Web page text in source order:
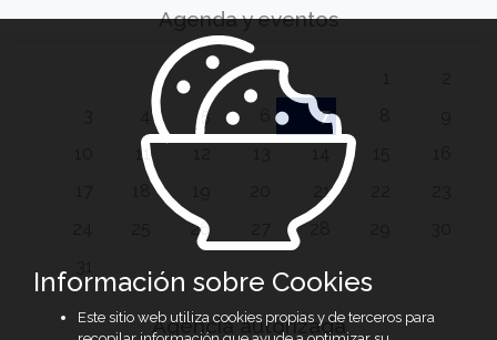
Agenda y eventos
5 7
11
21
26 28
Agencia autorizada
Información sobre Cookies
Este sitio web utiliza cookies propias y de terceros para